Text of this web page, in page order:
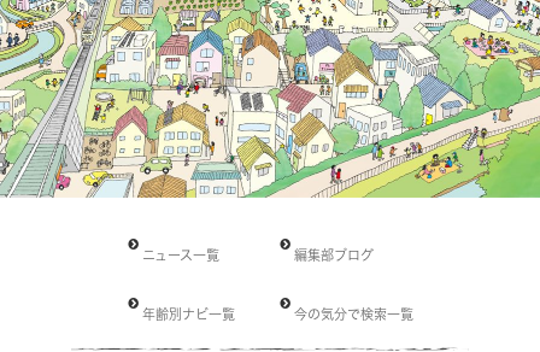
ニュース一覧 編集部ブログ
年齢別ナビ一覧 今の気分で検索一覧